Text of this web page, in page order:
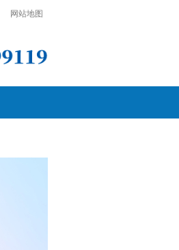
网站地图